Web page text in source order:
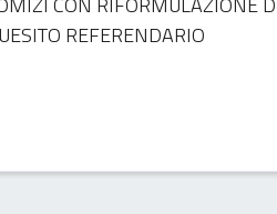
REFERENDARIO